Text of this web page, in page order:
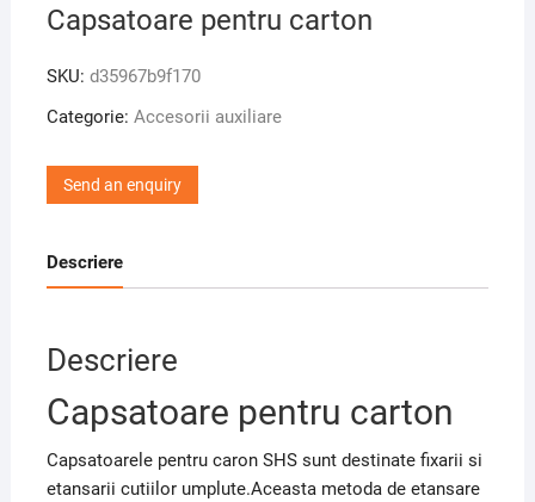
Capsatoare pentru carton
SKU: d35967b9f170
Categorie: Accesorii auxiliare
Send an enquiry
Descriere
Descriere
Capsatoare pentru carton
Capsatoarele pentru caron SHS sunt destinate fixarii si
etansarii cutiilor umplute.Aceasta metoda de etansare